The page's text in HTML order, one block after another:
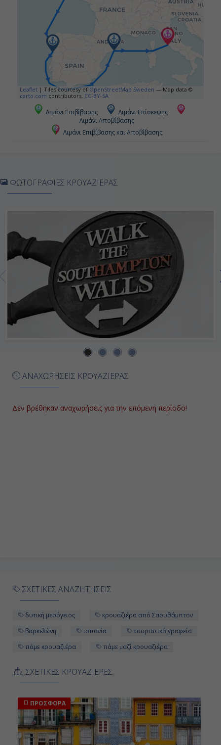
-
-
Εν Πλω
Βαρκελώνη, Ισπανία
Ημέρα 7η
Εν Πλω
Αποβίβαση
Leaflet | Tiles courtesy of OpenStreetMap Sweden — Map data ©
carto.com contributors, CC-BY-SA
Λιμάνι Επιβίβασης
Λιμάνι Επίσκεψης
Λιμάνι Αποβίβασης
Λιμάνι Επιβίβασης και Αποβίβασης
ΑΝΑΧΩΡΗΣΕΙΣ ΚΡΟΥΑΖΙΕΡΑΣ
Δεν βρέθηκαν αναχωρήσεις για την επόμενη περίοδο!
ΦΩΤΟΓΡΑΦΙΕΣ ΚΡΟΥΑΖΙΕΡΑΣ
ΣΧΕΤΙΚΕΣ ΑΝΑΖΗΤΗΣΕΙΣ
δυτική μεσόγειος
κρουαζιέρα από Σαουθάμπτον
βαρκελώνη
ισπανία
τουριστικό γραφείο
πάμε κρουαζιέρα
πάμε μαζί κρουαζιέρα
ΣΧΕΤΙΚΕΣ ΚΡΟΥΑΖΙΕΡΕΣ
ΠΡΟΣΦΟΡΑ